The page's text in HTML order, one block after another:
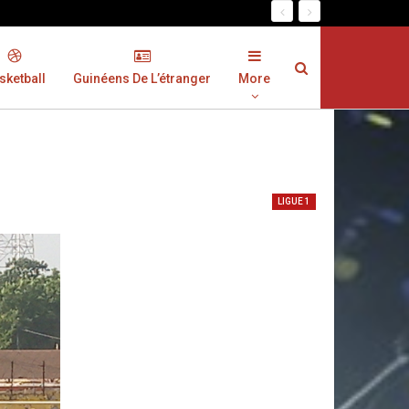
Guinéens De L’étranger More
LIGUE 1